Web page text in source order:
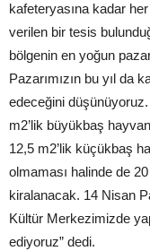
kafeteryasına kadar
verilen bir tesis
bölgenin en yoğun
Pazarımızın bu yıl da
edeceğini düşünüyoruz.
m2’lik büyükbaş
12,5 m2’lik küçükbaş
olmaması halinde de
kiralanacak. 14 Nisan
Kültür Merkezimizde
ediyoruz” dedi.